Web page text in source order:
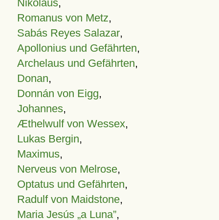
Nikolaus,
Romanus von Metz,
Sabás Reyes Salazar,
Apollonius und Gefährten,
Archelaus und Gefährten,
Donan,
Donnán von Eigg,
Johannes,
Æthelwulf von Wessex,
Lukas Bergin,
Maximus,
Nerveus von Melrose,
Optatus und Gefährten,
Radulf von Maidstone,
Maria Jesús „a Luna”,